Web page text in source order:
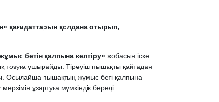
қағидаттарын қолдана отырып,
бетін қалпына келтіру» жобасын іске
тозуға ұшырайды. Тіреуіш пышақты қайтадан
Осылайша пышақтың жұмыс беті қалпына
ұзартуға мүмкіндік береді.